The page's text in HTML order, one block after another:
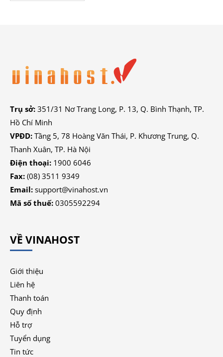
Trụ sở: 351/31 Nơ Trang Long, P. 13, Q. Bình Thạnh, TP.
Hồ Chí Minh
VPĐD: Tầng 5, 78 Hoàng Văn Thái, P. Khương Trung, Q.
Thanh Xuân, TP. Hà Nội
Điện thoại: 1900 6046
Fax: (08) 3511 9349
Email: support@vinahost.vn
Mã số thuế: 0305592294
VỀ VINAHOST
Giới thiệu
Liên hệ
Thanh toán
Quy định
Hỗ trợ
Tuyển dụng
Tin tức